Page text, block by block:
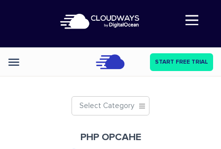
Abre a navegação
Categories START FREE TRIAL
Select Category
PHP OPCAHE